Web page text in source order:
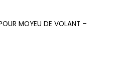
MOYEU DE VOLANT –